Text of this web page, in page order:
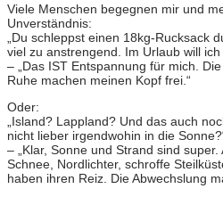
Viele Menschen begegnen mir und
Unverständnis:
„Du schleppst einen 18kg-Rucksack
viel zu anstrengend. Im Urlaub will
– „Das IST Entspannung für mich.
Ruhe machen meinen Kopf frei.“
Oder:
„Island? Lappland? Und das auch
nicht lieber irgendwohin in die
– „Klar, Sonne und Strand sind
Schnee, Nordlichter, schroffe
haben ihren Reiz. Die Abwechslung